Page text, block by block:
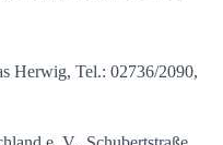
Herwig, Tel.: 02736/2090,